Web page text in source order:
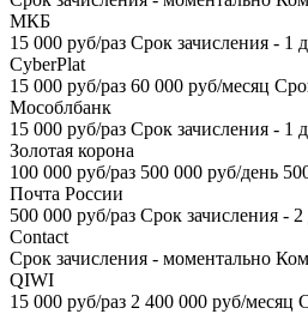
МКБ
15 000 руб/раз Срок зачисления - 1
CyberPlat
15 000 руб/раз 60 000 руб/месяц
Мособлбанк
15 000 руб/раз Срок зачисления - 1
Золотая корона
100 000 руб/раз 500 000 руб/день
Почта России
500 000 руб/раз Срок зачисления -
Contact
Срок зачисления - моментально
QIWI
15 000 руб/раз 2 400 000 руб/месяц